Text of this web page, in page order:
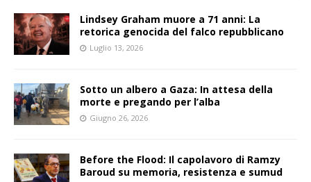
Lindsey Graham muore a 71 anni: La
retorica genocida del falco repubblicano
Luglio 13, 2026
Sotto un albero a Gaza: In attesa della
morte e pregando per l’alba
Giugno 26, 2026
Before the Flood: Il capolavoro di Ramzy
Baroud su memoria, resistenza e sumud